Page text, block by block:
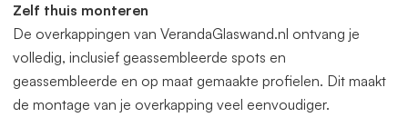
dan een offerte aan.
Zelf thuis monteren
De overkappingen van VerandaGlaswand.nl ontvang je
volledig, inclusief geassembleerde spots en
geassembleerde en op maat gemaakte profielen. Dit maakt
de montage van je overkapping veel eenvoudiger.